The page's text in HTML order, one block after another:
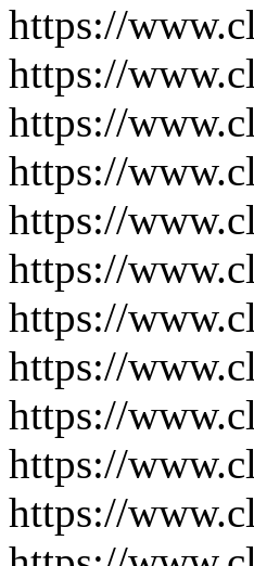
https://
https://
https://
https://
https://
https://
https://
https://
https://
https://
https://